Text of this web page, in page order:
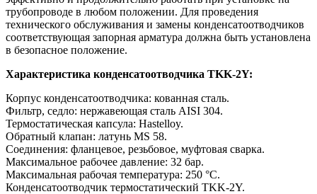
трубопроводе в любом положении. Для проведения
технического обслуживания и замены конденсатоотводчиков
соответствующая запорная арматура должна быть установлена
в безопасное положение.
Характеристика конденсатоотводчика TKK-2Y:
Корпус конденсатоотводчика: кованная сталь.
Фильтр, седло: нержавеющая сталь AISI 304.
Термостатическая капсула: Hastelloy.
Обратный клапан: латунь МS 58.
Соединения: фланцевое, резьбовое, муфтовая сварка.
Максимальное рабочее давление: 32 бар.
Максимальная рабочая температура: 250 °C.
Конденсатоотводчик термостатический TKK-2Y.